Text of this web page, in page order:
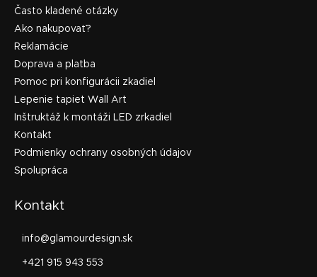
Často kladené otázky
Ako nakupovať?
Reklamácie
Doprava a platba
Pomoc pri konfigurácii zkadiel
Lepenie tapiet Wall Art
Inštruktáž k montáži LED zrkadiel
Kontakt
Podmienky ochrany osobných údajov
Spolupráca
Kontakt
info@glamourdesign.sk
+421 915 943 553